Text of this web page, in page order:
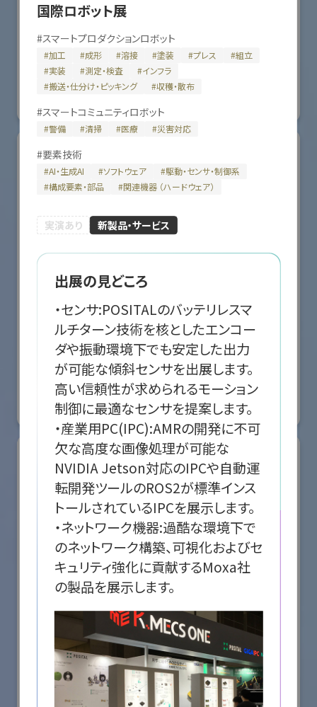
国際ロボット展
#スマートプロダクションロボット
#加工 #成形 #溶接 #塗装 #プレス #組立
#実装 #測定・検査 #インフラ
#搬送・仕分け・ピッキング #収穫・散布
#スマートコミュニティロボット
#警備 #清掃 #医療 #災害対応
#要素技術
#AI・生成AI #ソフトウェア #駆動・センサ・制御系
#構成要素・部品 #関連機器 （ハードウェア）
実演あり 新製品・サービス
出展の見どころ
・センサ:POSITALのバッテリレスマ
ルチターン技術を核としたエンコー
ダや振動環境下でも安定した出力
が可能な傾斜センサを出展します。
高い信頼性が求められるモーション
制御に最適なセンサを提案します。
・産業用PC(IPC):AMRの開発に不可
欠な高度な画像処理が可能な
NVIDIA Jetson対応のIPCや自動運
転開発ツールのROS2が標準インス
トールされているIPCを展示します。
・ネットワーク機器:過酷な環境下で
のネットワーク構築、可視化およびセ
キュリティ強化に貢献するMoxa社
の製品を展示します。
川崎重工業株式会社
国際ロボット展
#スマートプロダクションロボット #スマートコミュニティロボット
#要素技術
リアル会場小間番号 : E5-10
株式会社クリエイティブテクノロジー
国際ロボット展
#スマートプロダクションロボット #スマートコミュニティロボット
リアル会場小間番号 : E5-08
株式会社ケーメックスONE
国際ロボット展
#スマートプロダクションロボット
#スマートコミュニティロボット